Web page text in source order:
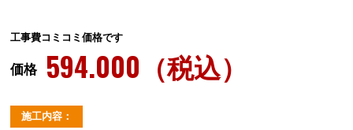
工事費コミコミ価格です
価格 594.000（税込）
施工内容：